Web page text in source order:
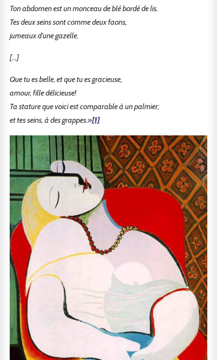
Ton abdomen est un monceau de blé bordé de lis.
Tes deux seins sont comme deux faons,
jumeaux d’une gazelle.
[...]
Que tu es belle, et que tu es gracieuse,
amour, fille délicieuse!
Ta stature que voici est comparable à un palmier;
et tes seins, à des grappes.»[1]